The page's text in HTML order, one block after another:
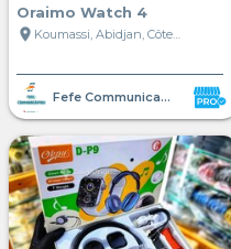
Oraimo Watch 4
location_on
Koumassi, Abidjan, Côte d'Ivoire
Fefe Communication